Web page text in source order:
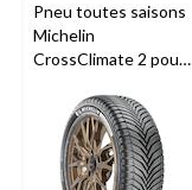
Pneu toutes saisons
Michelin
CrossClimate 2 pour
et multisegments